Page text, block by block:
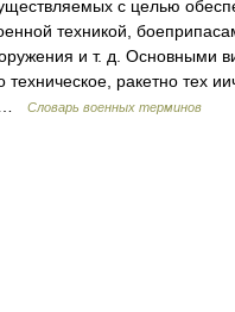
с целью
техникой,
и т. д. Основными
ракетно тех
…
Словарь военных терминов